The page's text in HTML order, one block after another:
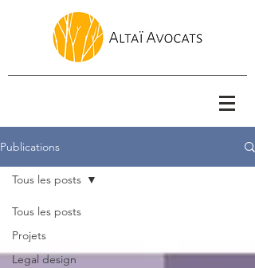
Publications
Tous les posts
Projets
Legal design
Tous les posts